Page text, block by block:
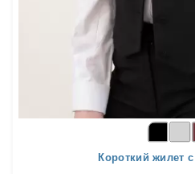
Короткий жилет